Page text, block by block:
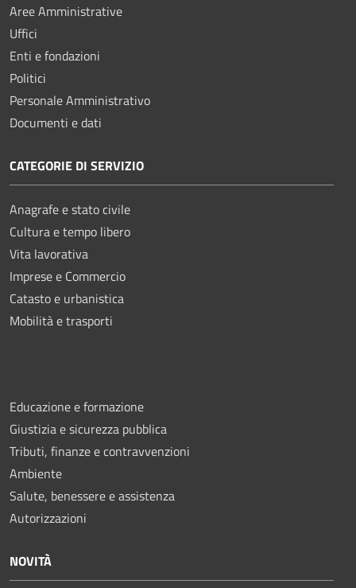
Aree Amministrative
Uffici
Enti e fondazioni
Politici
Personale Amministrativo
Documenti e dati
CATEGORIE DI SERVIZIO
Anagrafe e stato civile
Cultura e tempo libero
Vita lavorativa
Imprese e Commercio
Catasto e urbanistica
Mobilità e trasporti
Educazione e formazione
Giustizia e sicurezza pubblica
Tributi, finanze e contravvenzioni
Ambiente
Salute, benessere e assistenza
Autorizzazioni
NOVITÀ